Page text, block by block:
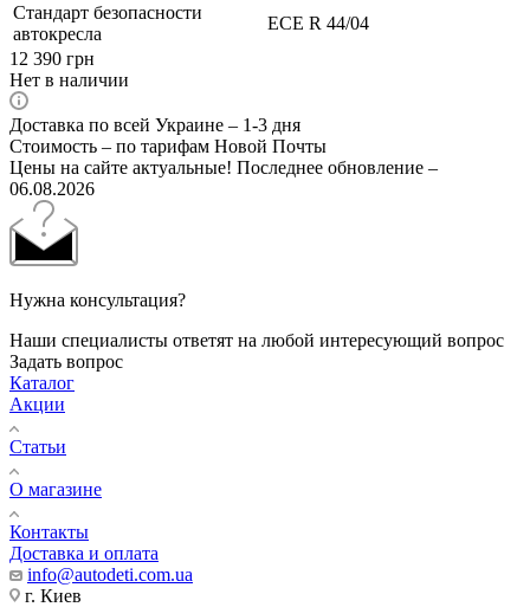
Стандарт безопасности
автокресла
ECE R 44/04
12 390 грн
Нет в наличии
Доставка по всей Украине – 1-3 дня
Стоимость – по тарифам Новой Почты
Цены на сайте актуальные! Последнее обновление –
06.08.2026
Нужна консультация?
Наши специалисты ответят на любой интересующий вопрос
Задать вопрос
Каталог
Акции
Статьи
О магазине
Контакты
Доставка и оплата
info@autodeti.com.ua
г. Киев